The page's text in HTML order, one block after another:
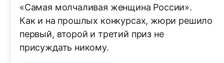
«Самая молчаливая женщина России».
Как и на прошлых конкурсах, жюри решило
первый, второй и третий приз не
присуждать никому.